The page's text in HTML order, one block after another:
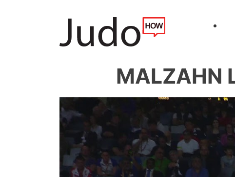
MALZAHN